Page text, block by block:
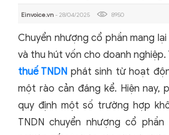
Einvoice.vn- 28/04/2025 8950
Chuyển nhượng cổ phần mang
và thu hút vốn cho doanh nghiệp.
thuế TNDN phát sinh từ hoạt
một rào cản đáng kể. Hiện nay,
quy định một số trường hợp
TNDN chuyển nhượng cổ phần